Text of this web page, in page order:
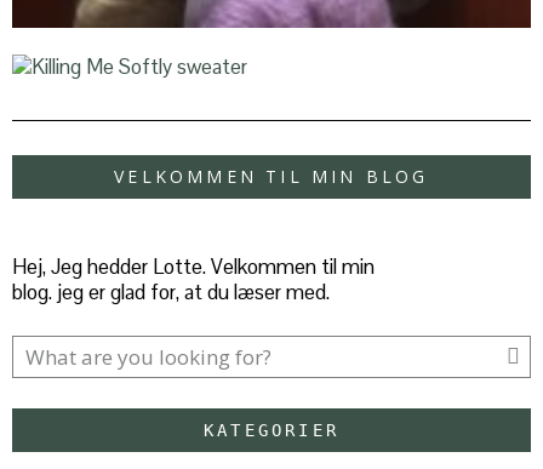
VELKOMMEN TIL MIN BLOG
Hej, Jeg hedder Lotte. Velkommen til min
blog. jeg er glad for, at du læser med.
KATEGORIER